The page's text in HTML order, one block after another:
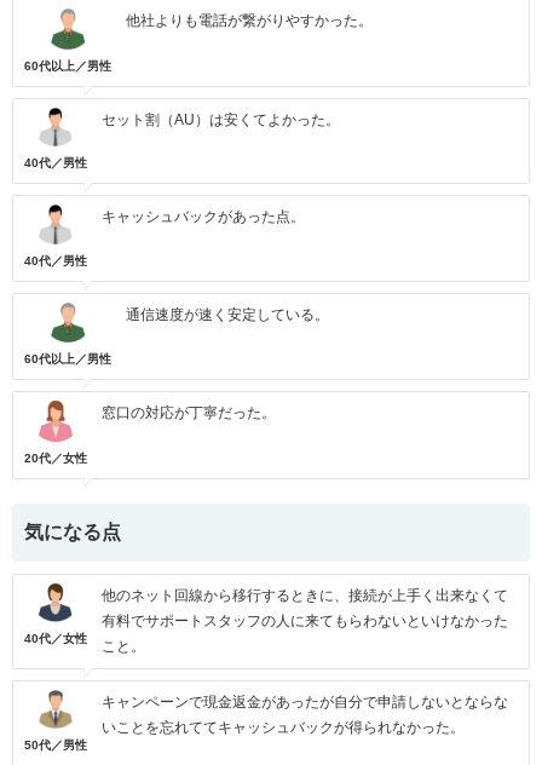
60代以上／男性
他社よりも電話が繋がりやすかった。
40代／男性
セット割（AU）は安くてよかった。
40代／男性
キャッシュバックがあった点。
60代以上／男性
通信速度が速く安定している。
20代／女性
窓口の対応が丁寧だった。
気になる点
40代／女性
他のネット回線から移行するときに、接続が上手く出来なくて
有料でサポートスタッフの人に来てもらわないといけなかった
こと。
50代／男性
キャンペーンで現金返金があったが自分で申請しないとならな
いことを忘れててキャッシュバックが得られなかった。